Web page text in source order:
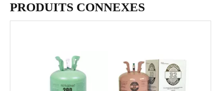
PRODUITS CONNEXES
Formule chimique et fiche signalétique du réfrigérant R290 pour climatiseur